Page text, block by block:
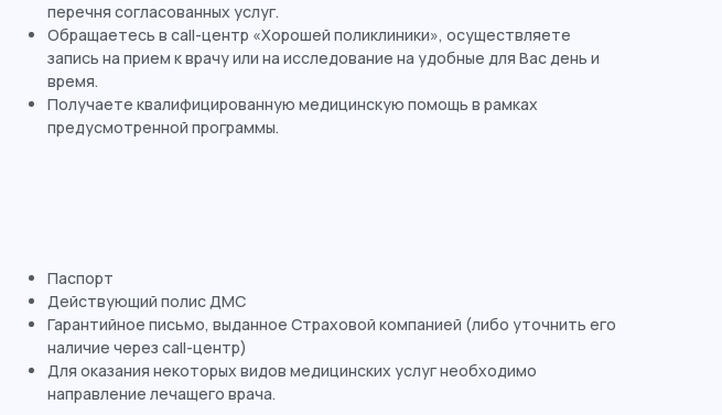
перечня согласованных услуг.
Обращаетесь в call-центр «Хорошей поликлиники», осуществляете
запись на прием к врачу или на исследование на удобные для Вас день и
время.
Получаете квалифицированную медицинскую помощь в рамках
предусмотренной программы.
Паспорт
Действующий полис ДМС
Гарантийное письмо, выданное Страховой компанией (либо уточнить его
наличие через call-центр)
Для оказания некоторых видов медицинских услуг необходимо
направление лечащего врача.